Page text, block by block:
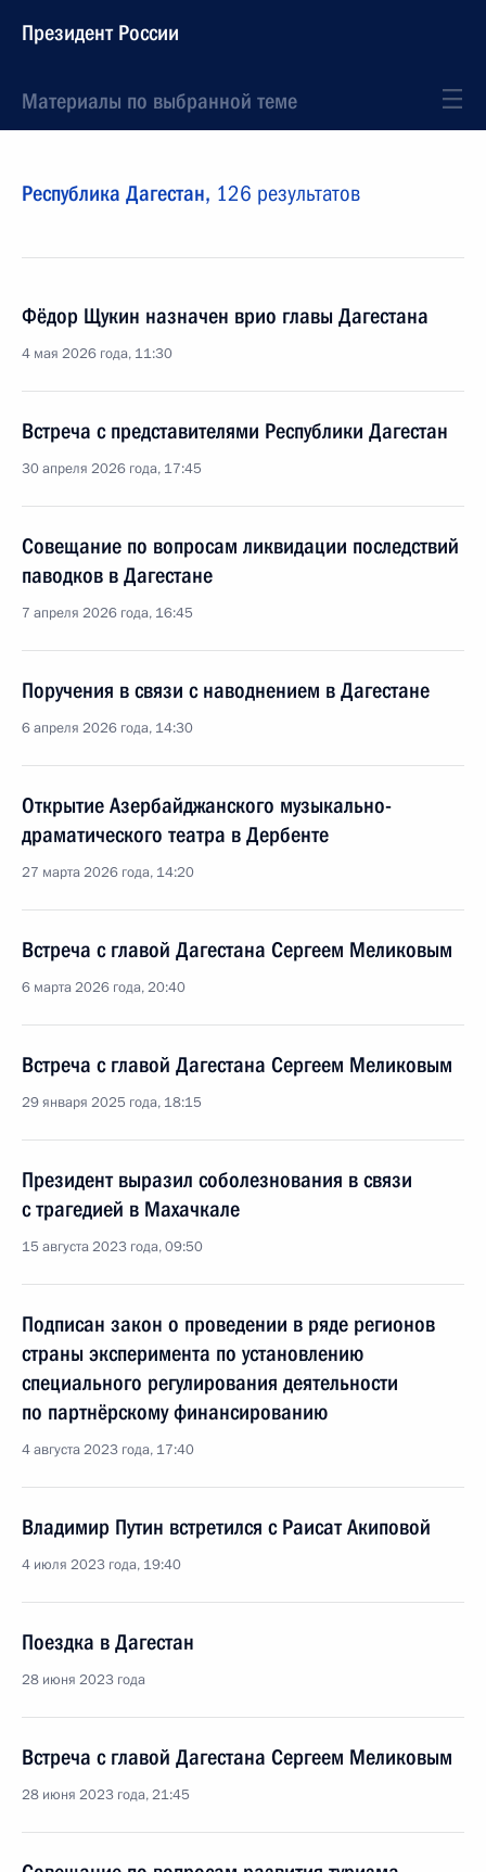
Президент России
Материалы по выбранной теме
Республика Дагестан, 126 результатов
Фёдор Щукин назначен врио главы Дагестана
4 мая 2026 года, 11:30
Встреча с представителями Республики Дагестан
30 апреля 2026 года, 17:45
Совещание по вопросам ликвидации последствий
паводков в Дагестане
7 апреля 2026 года, 16:45
Поручения в связи с наводнением в Дагестане
6 апреля 2026 года, 14:30
Открытие Азербайджанского музыкально-
драматического театра в Дербенте
27 марта 2026 года, 14:20
Встреча с главой Дагестана Сергеем Меликовым
6 марта 2026 года, 20:40
Встреча с главой Дагестана Сергеем Меликовым
29 января 2025 года, 18:15
Президент выразил соболезнования в связи
с трагедией в Махачкале
15 августа 2023 года, 09:50
Подписан закон о проведении в ряде регионов
страны эксперимента по установлению
специального регулирования деятельности
по партнёрскому финансированию
4 августа 2023 года, 17:40
Владимир Путин встретился с Раисат Акиповой
4 июля 2023 года, 19:40
Поездка в Дагестан
28 июня 2023 года
Встреча с главой Дагестана Сергеем Меликовым
28 июня 2023 года, 21:45